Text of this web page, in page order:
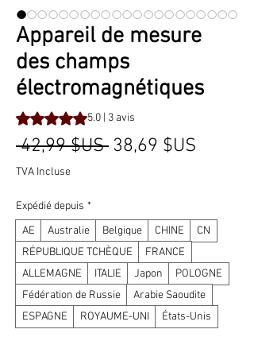
Appareil de mesure
des champs
électromagnétiques
La note est de 5.0 sur cinq étoiles selon 3
5.0 | 3 avis
42,99 $US Prix
38,69 $US
TVA Incluse
Expédié depuis *
AE
Australie Belgique CHINE
CN
RÉPUBLIQUE TCHÈQUE
FRANCE
ALLEMAGNE
ITALIE Japon
POLOGNE
Fédération de Russie
Arabie Saoudite
ESPAGNE
ROYAUME-UNI États-Unis